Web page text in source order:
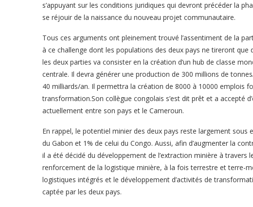
s’appuyant sur les conditions juridiques qui devront précéder la
se réjouir de la naissance du nouveau projet communautaire.
Tous ces arguments ont pleinement trouvé l’assentiment de la
à ce challenge dont les populations des deux pays ne tireront
les deux parties va consister en la création d’un hub de classe
centrale. Il devra générer une production de 300 millions de
40 milliards/an. Il permettra la création de 8000 à 10000 emplois
transformation.Son collègue congolais s’est dit prêt et a accepté
actuellement entre son pays et le Cameroun.
En rappel, le potentiel minier des deux pays reste largement sous
du Gabon et 1% de celui du Congo. Aussi, afin d’augmenter la
il a été décidé du développement de l’extraction minière à travers
renforcement de la logistique minière, à la fois terrestre et terre-
logistiques intégrés et le développement d’activités de
captée par les deux pays.